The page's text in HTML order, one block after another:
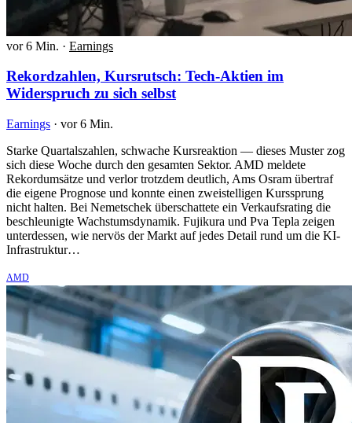
vor 6 Min. · Earnings
Rekordzahlen, Kursrutsch: Tech-Aktien im
Widerspruch zu sich selbst
Earnings · vor 6 Min.
Starke Quartalszahlen, schwache Kursreaktion — dieses Muster zog
sich diese Woche durch den gesamten Sektor. AMD meldete
Rekordumsätze und verlor trotzdem deutlich, Ams Osram übertraf
die eigene Prognose und konnte einen zweistelligen Kurssprung
nicht halten. Bei Nemetschek überschattete ein Verkaufsrating die
beschleunigte Wachstumsdynamik. Fujikura und Pva Tepla zeigen
unterdessen, wie nervös der Markt auf jedes Detail rund um die KI-
Infrastruktur…
AMD